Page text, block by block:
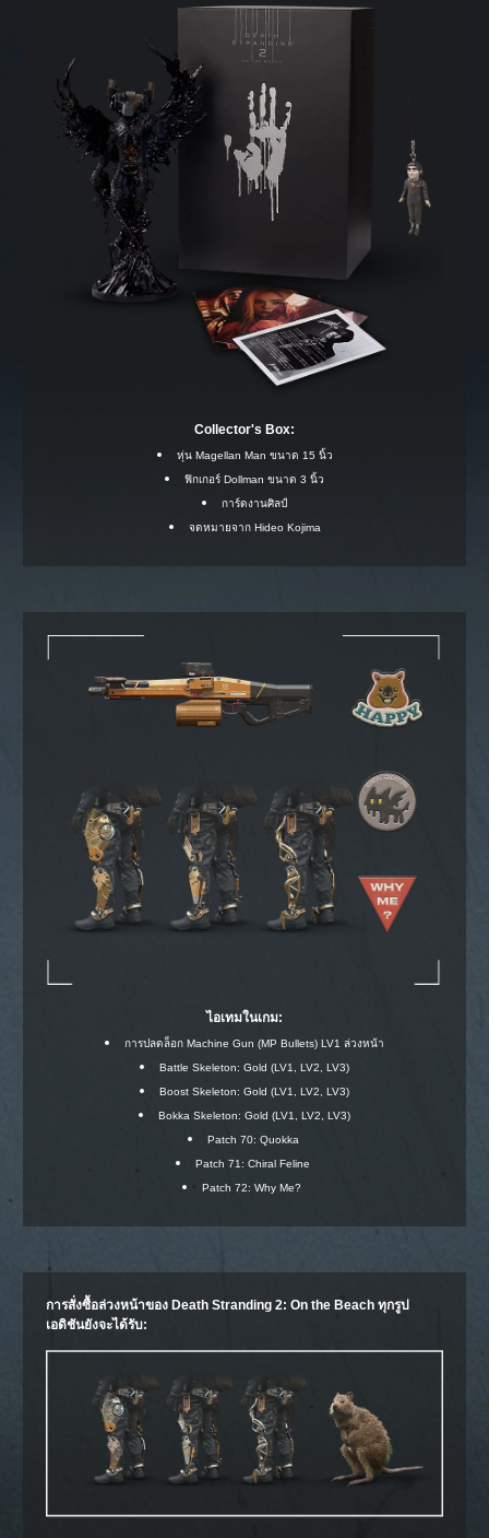
Collector's Box:
หุ่น Magellan Man ขนาด 15 นิ้ว
ฟิกเกอร์ Dollman ขนาด 3 นิ้ว
การ์ดงานศิลป์
จดหมายจาก Hideo Kojima
ไอเทมในเกม:
การปลดล็อก Machine Gun (MP Bullets) LV1 ล่วงหน้า
Battle Skeleton: Gold (LV1, LV2, LV3)
Boost Skeleton: Gold (LV1, LV2, LV3)
Bokka Skeleton: Gold (LV1, LV2, LV3)
Patch 70: Quokka
Patch 71: Chiral Feline
Patch 72: Why Me?
การสั่งซื้อล่วงหน้าของ Death Stranding 2: On the Beach ทุกรูป
เอดิชันยังจะได้รับ: